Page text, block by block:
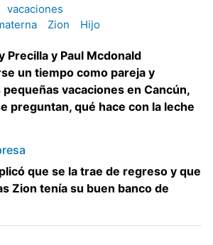
vacaciones
Zion Hijo
Precilla y Paul Mcdonald
un tiempo como pareja y
vacaciones en Cancún,
preguntan, qué hace con la leche
que se la trae de regreso y que
Zion tenía su buen banco de